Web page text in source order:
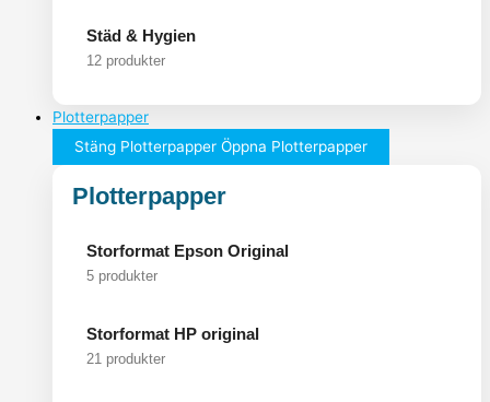
Städ & Hygien
12 produkter
Plotterpapper
Stäng Plotterpapper Öppna Plotterpapper
Plotterpapper
Storformat Epson Original
5 produkter
Storformat HP original
21 produkter